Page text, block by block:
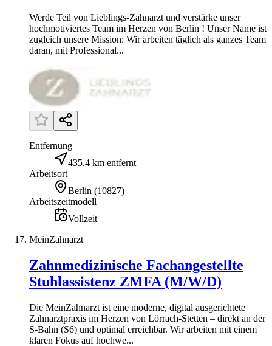
Werde Teil von Lieblings-Zahnarzt und verstärke unser
hochmotiviertes Team im Herzen von Berlin ! Unser Name ist
zugleich unsere Mission: Wir arbeiten täglich als ganzes Team
daran, mit Professional...
Entfernung
435,4 km entfernt
Arbeitsort
Berlin (10827)
Arbeitszeitmodell
Vollzeit
MeinZahnarzt
Zahnmedizinische Fachangestellte
Stuhlassistenz ZMFA (M/W/D)
Die MeinZahnarzt ist eine moderne, digital ausgerichtete
Zahnarztpraxis im Herzen von Lörrach-Stetten – direkt an der
S-Bahn (S6) und optimal erreichbar. Wir arbeiten mit einem
klaren Fokus auf hochwe...